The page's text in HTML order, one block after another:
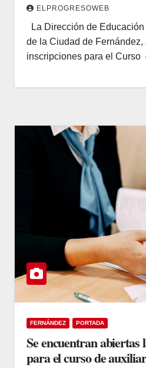
ELPROGRESOWEB
La Dirección de
de la Ciudad de Fernández,
inscripciones para el
FERNÁNDEZ PORTADA
Se encuentran abiertas
para el curso de